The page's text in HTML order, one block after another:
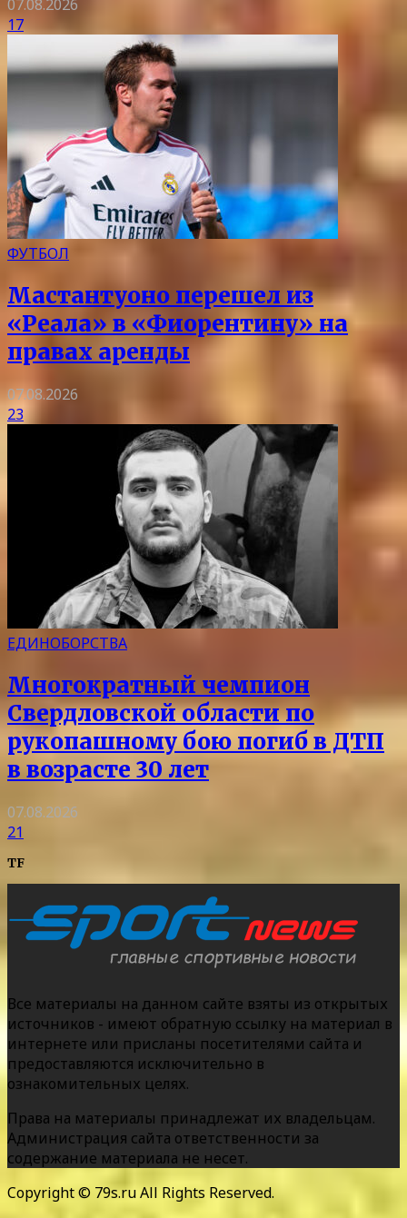
07.08.2026
17
ФУТБОЛ
Мастантуоно перешел из
«Реала» в «Фиорентину» на
правах аренды
07.08.2026
23
ЕДИНОБОРСТВА
Многократный чемпион
Свердловской области по
рукопашному бою погиб в ДТП
в возрасте 30 лет
07.08.2026
21
TF
Все материалы на данном сайте взяты из открытых
источников - имеют обратную ссылку на материал в
интернете или присланы посетителями сайта и
предоставляются исключительно в
ознакомительных целях.
Права на материалы принадлежат их владельцам.
Администрация сайта ответственности за
содержание материала не несет.
Copyright © 79s.ru All Rights Reserved.